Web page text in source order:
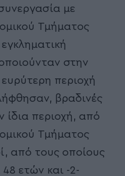
με
Τμήματος
στην
περιοχή
βραδινές
ίδια περιοχή, από
Τμήματος
από τους οποίους
48 ετών και -2-